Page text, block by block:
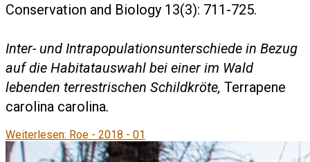
Conservation and Biology 13(3): 711-725.
Inter- und Intrapopulationsunterschiede in Bezug
auf die Habitatauswahl bei einer im Wald
lebenden terrestrischen Schildkröte, Terrapene
carolina carolina.
Weiterlesen: Roe - 2018 - 01